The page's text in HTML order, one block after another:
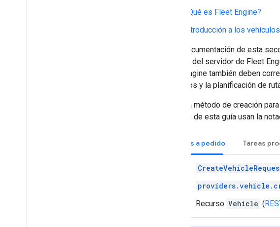
¿Qué es Fleet Engine?
Introducción a los vehículos
En la documentación de esta
entorno del servidor de Fleet
Fleet Engine también deben
vehículos y la planificación de
Usas un método de creación
campos de esta guía usan la
Viajes a pedido Tareas
Recurso Vehicle (